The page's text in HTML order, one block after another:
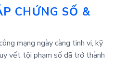
CHỨNG SỐ &
mạng ngày càng tinh vi, kỹ
vết tội phạm số đã trở thành